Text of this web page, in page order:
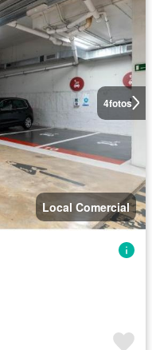
4fotos
Local Comercial